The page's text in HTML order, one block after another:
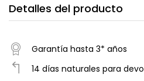
Detalles del producto
Garantía hasta 3* años
14 días naturales para